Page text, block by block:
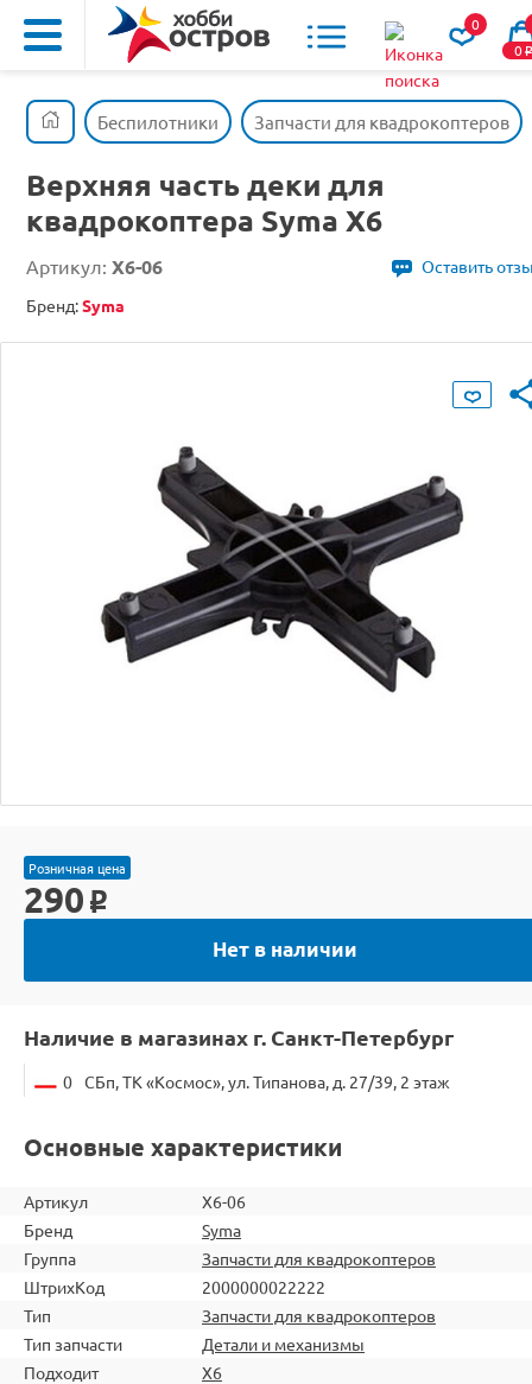
0
0o
Беспилотники Запчасти для квадрокоптеров
Верхняя часть деки для
квадрокоптера Syma X6
Артикул: X6-06
Оставить
Бренд:Syma
Розничная цена
290 o
Нет в наличии
Наличие в магазинах г. Санкт-Петербург
0 СБп, ТК «Космос», ул. Типанова, д. 27/39, 2 этаж
Основные характеристики
Артикул
X6-06
Бренд
Syma
Группа
Запчасти для квадрокоптеров
ШтрихКод
2000000022222
Тип
Запчасти для квадрокоптеров
Тип запчасти
Детали и механизмы
Подходит
X6